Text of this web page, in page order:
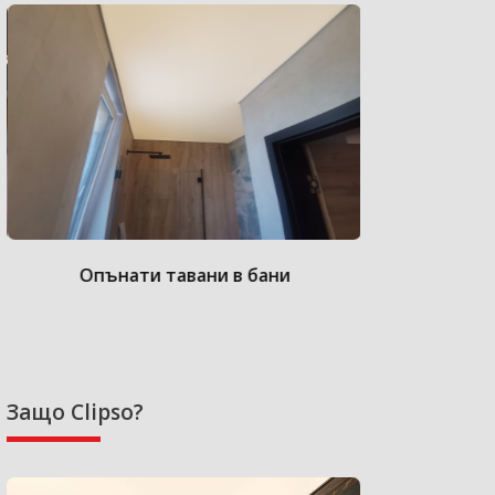
Опънати тавани в бани
Защо Clipso?